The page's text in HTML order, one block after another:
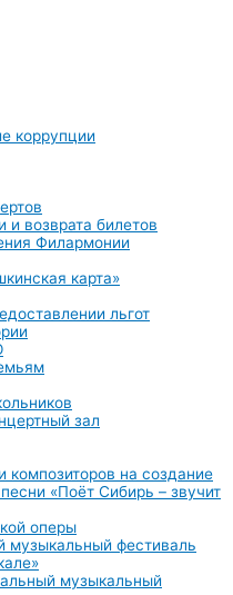
коррупции
и возврата билетов
Филармонии
карта»
льгот
зал
композиторов на создание
«Поёт Сибирь – звучит
оперы
фестиваль
музыкальный